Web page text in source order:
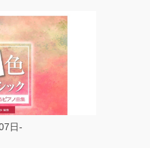
バンドピース フェ
日-